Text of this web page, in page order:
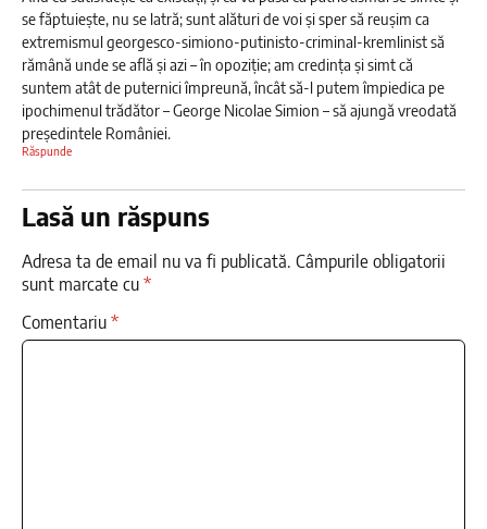
se făptuiește, nu se latră; sunt alături de voi și sper să reușim ca
extremismul georgesco-simiono-putinisto-criminal-kremlinist să
rămână unde se află și azi – în opoziție; am credința și simt că
suntem atât de puternici împreună, încât să-l putem împiedica pe
ipochimenul trădător – George Nicolae Simion – să ajungă vreodată
președintele României.
Răspunde
Lasă un răspuns
Adresa ta de email nu va fi publicată. Câmpurile obligatorii
sunt marcate cu*
Comentariu*